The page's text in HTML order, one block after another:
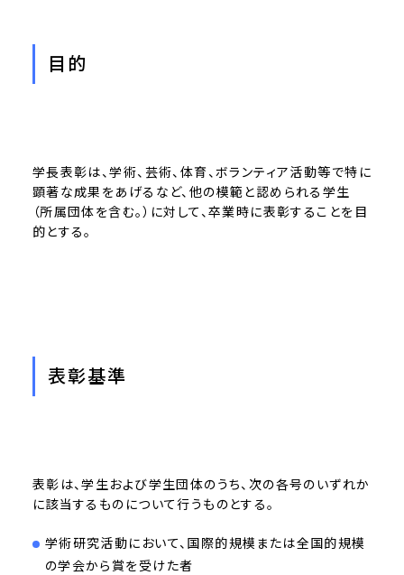
目的
学長表彰は、学術、芸術、体育、ボランティア活動等で特に
顕著な成果をあげるなど、他の模範と認められる学生
（所属団体を含む。）に対して、卒業時に表彰することを目
的とする。
表彰基準
表彰は、学生および学生団体のうち、次の各号のいずれか
に該当するものについて行うものとする。
学術研究活動において、国際的規模または全国的規模
の学会から賞を受けた者